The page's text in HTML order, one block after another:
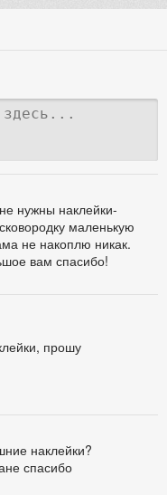
нужны наклейки-
маленькую
не накоплю никак.
вам спасибо!
прошу
наклейки?
спасибо